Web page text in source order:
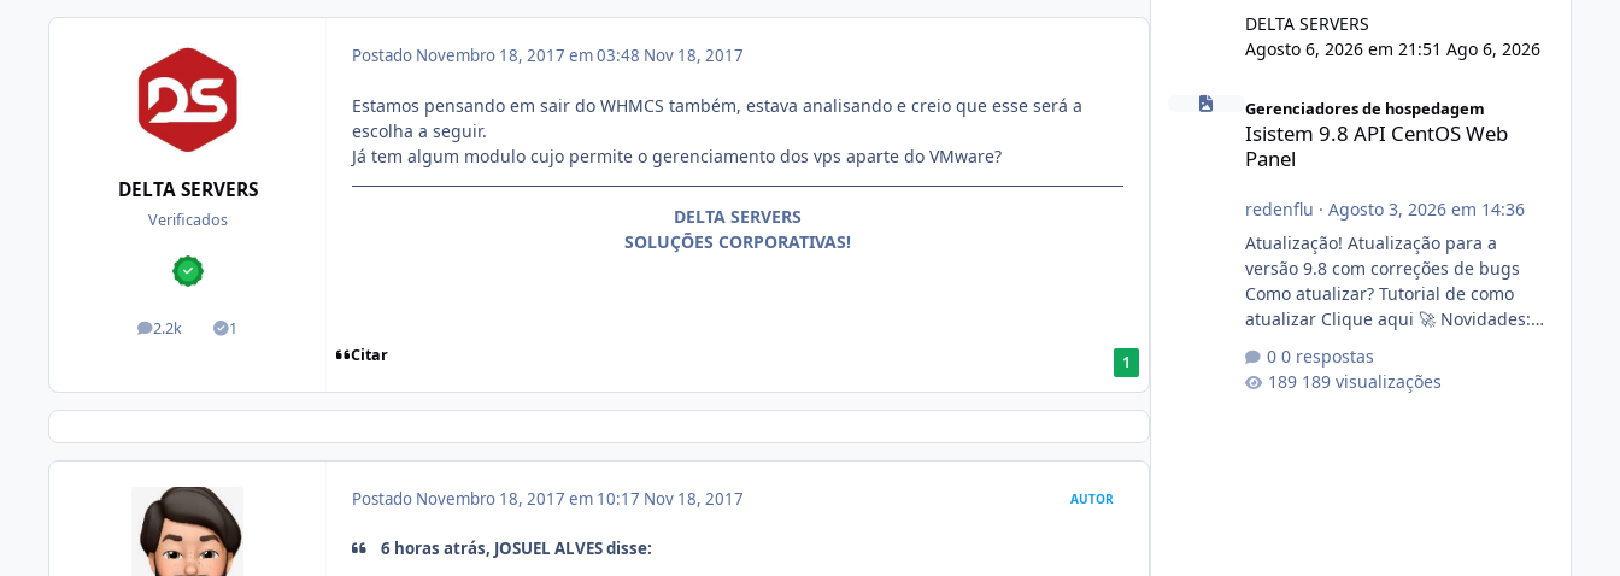
DELTA SERVERS
Verificados
2.2k
posts 1
Soluções
Postado Novembro 18, 2017 em 03:48 Nov 18, 2017
Estamos pensando em sair do WHMCS também, estava analisando e creio que esse será a
escolha a seguir.
Já tem algum modulo cujo permite o gerenciamento dos vps aparte do VMware?
DELTA SERVERS
SOLUÇÕES CORPORATIVAS!
Citar 1
Postado Novembro 18, 2017 em 10:17 Nov 18, 2017 AUTOR
6 horas atrás, JOSUEL ALVES disse:
DELTA SERVERS
Agosto 6, 2026 em 21:51 Ago 6, 2026
Isistem 9.8 API CentOS Web Panel
Gerenciadores de hospedagem
Isistem 9.8 API CentOS Web
Panel
redenflu · Agosto 3, 2026 em 14:36
Atualização! Atualização para a
versão 9.8 com correções de bugs
Como atualizar? Tutorial de como
atualizar Clique aqui 🚀 Novidades:
publico para consulta de sub.dominio
autorizado a usasr o isistem:
0 respostas
189 visualizações